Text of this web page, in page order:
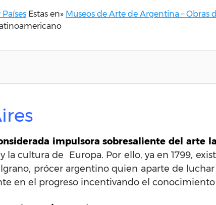
Estas en» Museos de Arte de Argentina – Obras
impulsora sobresaliente del arte
cultura de Europa. Por ello, ya en 1799,
prócer argentino quien aparte de
en el progreso incentivando el